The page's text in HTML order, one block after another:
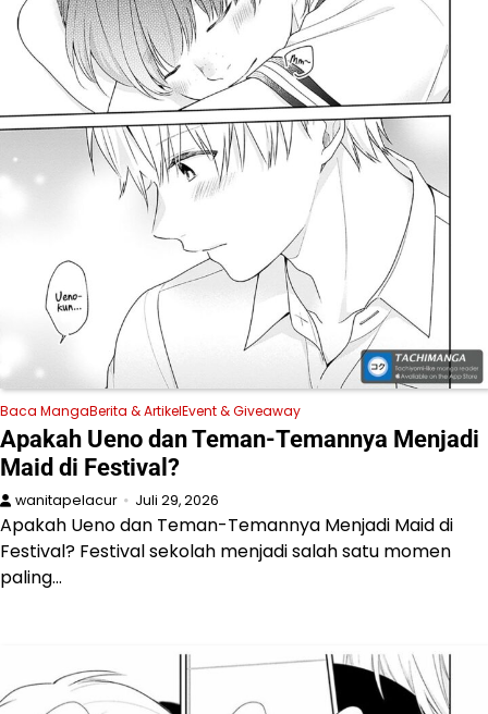
Baca MangaBerita & ArtikelEvent & Giveaway
Apakah Ueno dan Teman-Temannya Menjadi
Maid di Festival?
wanitapelacur Juli 29, 2026
Apakah Ueno dan Teman-Temannya Menjadi Maid di
Festival? Festival sekolah menjadi salah satu momen
paling…